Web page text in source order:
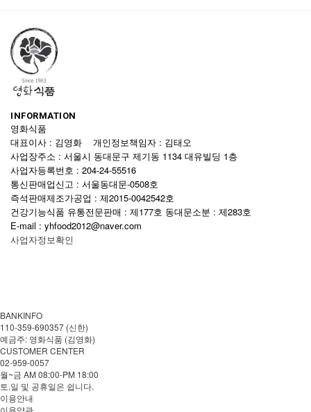
INFORMATION
영화식품
대표이사 : 김영화 개인정보책임자 : 김태오
사업장주소 : 서울시 동대문구 제기동 1134 대유빌딩 1층
사업자등록번호 : 204-24-55516
통신판매업신고 : 서울동대문-0508호
즉석판매제조가공업 : 제2015-0042542호
건강기능식품 유통전문판매 : 제177호 동대문소분 : 제283호
E-mail : yhfood2012@naver.com
사업자정보확인
BANKINFO
110-359-690357 (신한)
예금주: 영화식품 (김영화)
CUSTOMER CENTER
02-959-0057
월~금 AM 08:00-PM 18:00
토.일 및 공휴일은 쉽니다.
이용안내